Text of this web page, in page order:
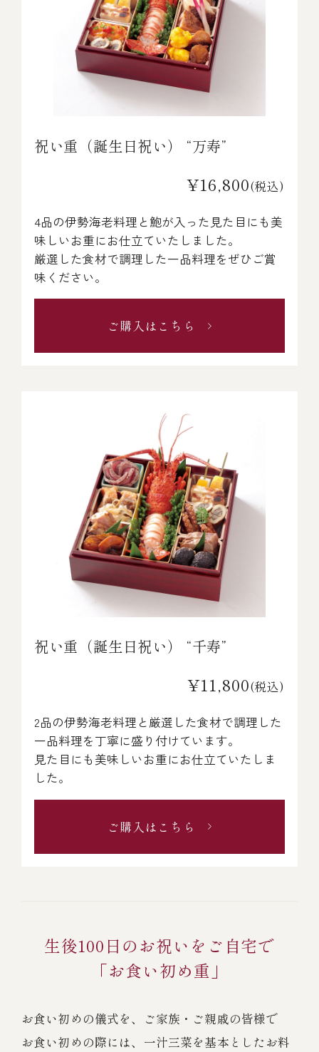
祝い重（誕生日祝い） “万寿”
¥16,800(税込)
4品の伊勢海老料理と鮑が入った見た目にも美
味しいお重にお仕立ていたしました。
厳選した食材で調理した一品料理をぜひご賞
味ください。
ご購入はこちら
祝い重（誕生日祝い） “千寿”
¥11,800(税込)
2品の伊勢海老料理と厳選した食材で調理した
一品料理を丁寧に盛り付けています。
見た目にも美味しいお重にお仕立ていたしま
した。
ご購入はこちら
生後100日のお祝いをご自宅で
「お食い初め重」
お食い初めの儀式を、ご家族・ご親戚の皆様で
お食い初めの際には、一汁三菜を基本としたお料